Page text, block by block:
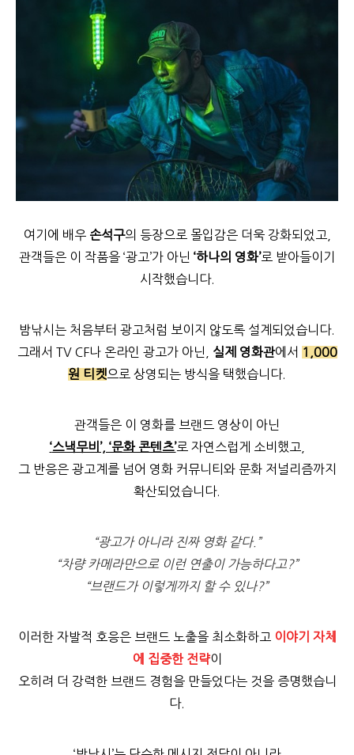
여기에 배우 손석구의 등장으로 몰입감은 더욱 강화되었고,
관객들은 이 작품을 ‘광고’가 아닌 ‘하나의 영화’로 받아들이기
시작했습니다.
밤낚시는 처음부터 광고처럼 보이지 않도록 설계되었습니다.
그래서 TV CF나 온라인 광고가 아닌, 실제 영화관에서 1,000
원 티켓으로 상영되는 방식을 택했습니다.
관객들은 이 영화를 브랜드 영상이 아닌
‘스낵무비’, ‘문화 콘텐츠’로 자연스럽게 소비했고,
그 반응은 광고계를 넘어 영화 커뮤니티와 문화 저널리즘까지
확산되었습니다.
“광고가 아니라 진짜 영화 같다.”
“차량 카메라만으로 이런 연출이 가능하다고?”
“브랜드가 이렇게까지 할 수 있나?”
이러한 자발적 호응은 브랜드 노출을 최소화하고 이야기 자체
에 집중한 전략이
오히려 더 강력한 브랜드 경험을 만들었다는 것을 증명했습니
다.